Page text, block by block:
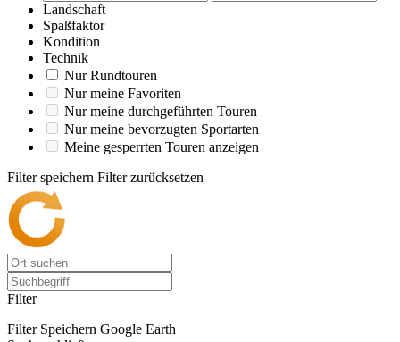
Landschaft
Spaßfaktor
Kondition
Technik
Nur Rundtouren
Nur meine Favoriten
Nur meine durchgeführten Touren
Nur meine bevorzugten Sportarten
Meine gesperrten Touren anzeigen
Filter speichern Filter zurücksetzen
Filter
Filter Speichern Google Earth